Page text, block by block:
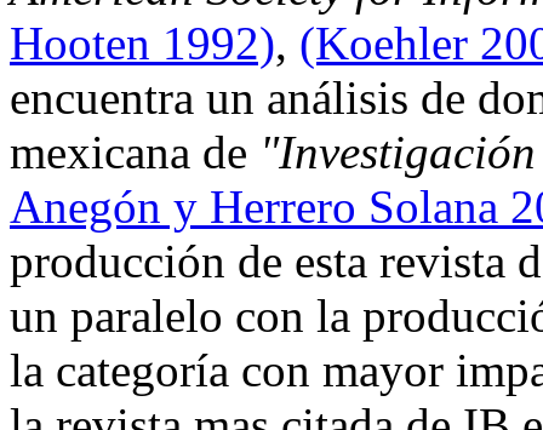
Hooten 1992), (Koehler
encuentra un análisis de
mexicana de
Anegón y Herrero Solana
producción de esta revista
un paralelo con la
la categoría con mayor